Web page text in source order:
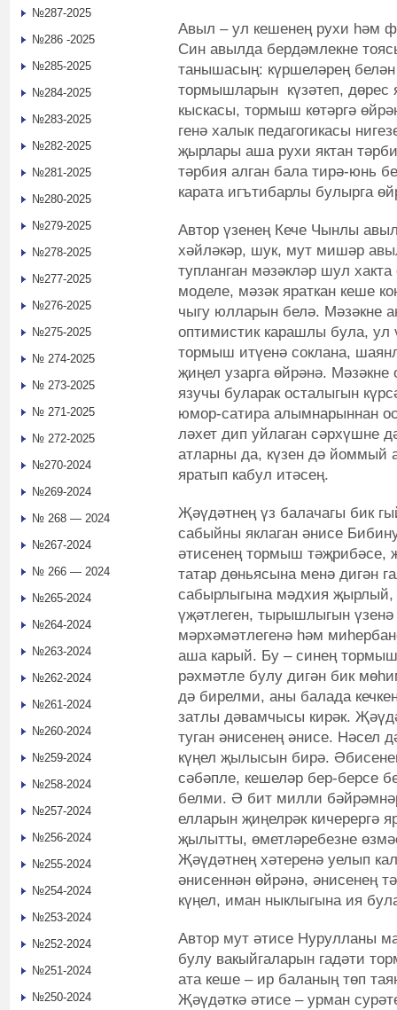
Авыл – ул кешенең рухи һәм
Син авылда бердәмлекне
танышасың: күршеләрең
тормышларын күзәтеп, дөрес
кыскасы, тормыш көтәргә
генә халык педагогикасы
җырлары аша рухи яктан
тәрбия алган бала тирә-юнь
карата игътибарлы булырга
Автор үзенең Кече Чынлы
хәйләкәр, шук, мут мишәр
тупланган мәзәкләр шул
моделе, мәзәк яраткан кеше
чыгу юлларын белә. Мәзәкне
оптимистик карашлы була, ул
тормыш итүенә соклана,
җиңел узарга өйрәнә. Мәзәкне
язучы буларак осталыгын
юмор-сатира алымнарыннан
ләхет дип уйлаган сәрхүшне
атларны да, күзен дә йоммый
яратып кабул итәсең.
Җәүдәтнең үз балачагы бик
сабыйны яклаган әнисе
әтисенең тормыш тәҗрибәсе,
татар дөньясына менә дигән
сабырлыгына мәдхия җырлый,
үҗәтлеген, тырышлыгын
мәрхәмәтлегенә һәм
аша карый. Бу – синең
рәхмәтле булу дигән бик
дә бирелми, аны балада
затлы дәвамчысы кирәк.
туган әнисенең әнисе. Нәсел
күңел җылысын бирә.
сәбәпле, кешеләр бер-берсе
белми. Ә бит милли
елларын җиңелрәк кичерергә
җылытты, өметләребезне
Җәүдәтнең хәтеренә уелып
әнисеннән өйрәнә, әнисенең
күңел, иман ныклыгына ия
Автор мут әтисе Нурулланы
булу вакыйгаларын гадәти
ата кеше – ир баланың төп
Җәүдәткә әтисе – урман
№287-2025
№286 -2025
№285-2025
№284-2025
№283-2025
№282-2025
№281-2025
№280-2025
№279-2025
№278-2025
№277-2025
№276-2025
№275-2025
№ 274-2025
№ 273-2025
№ 271-2025
№ 272-2025
№270-2024
№269-2024
№ 268 — 2024
№267-2024
№ 266 — 2024
№265-2024
№264-2024
№263-2024
№262-2024
№261-2024
№260-2024
№259-2024
№258-2024
№257-2024
№256-2024
№255-2024
№254-2024
№253-2024
№252-2024
№251-2024
№250-2024